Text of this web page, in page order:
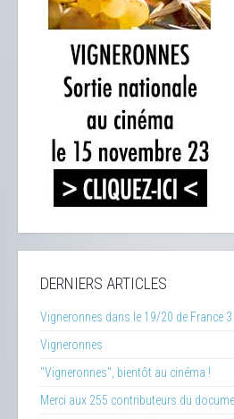
DERNIERS ARTICLES
Vigneronnes dans le 19/20 de France 3
Vigneronnes
"Vigneronnes", bientôt au cinéma !
Merci aux 255 contributeurs du